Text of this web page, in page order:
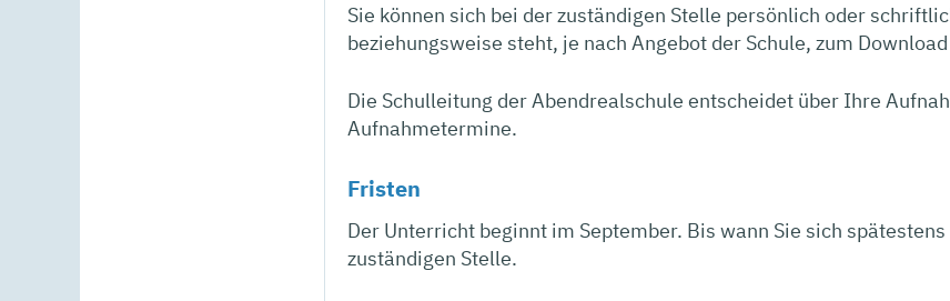
Sie können sich bei der zuständigen Stelle persönlich oder
beziehungsweise steht, je nach Angebot der Schule, zum
Die Schulleitung der Abendrealschule entscheidet über Ihre
Aufnahmetermine.
Fristen
Der Unterricht beginnt im September. Bis wann Sie sich
zuständigen Stelle.